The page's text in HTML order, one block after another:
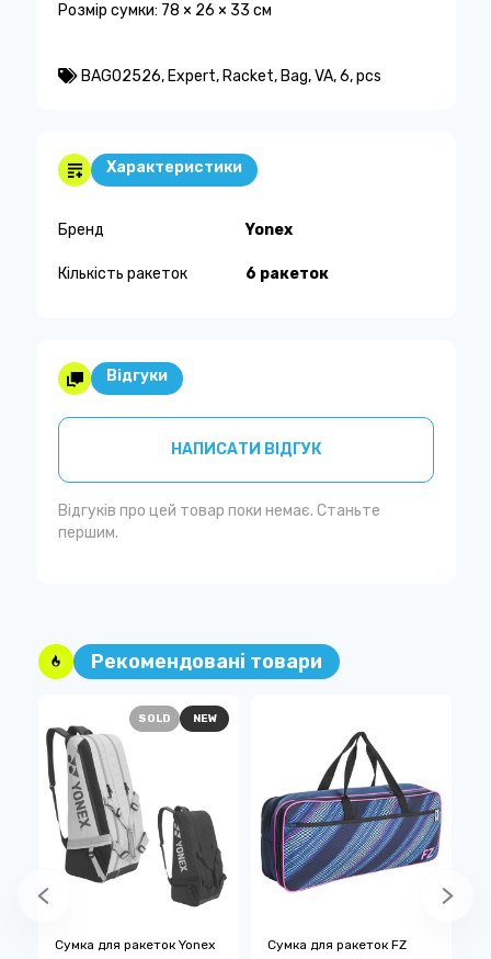
Розмір сумки: 78 × 26 × 33 см
BAG02526, Expert, Racket, Bag,VA,6,pcs
Характеристики
Бренд Yonex
Кількість ракеток 6 ракеток
Відгуки
НАПИСАТИ ВІДГУК
Відгуків про цей товар поки немає. Станьте
першим.
Рекомендовані товари
SOLD NEW
Сумка для ракеток Yonex
Сумка для ракеток FZ